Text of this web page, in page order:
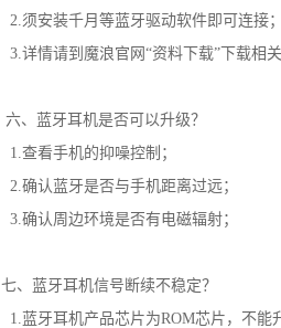
2.须安装千月等蓝牙驱动软件即可连接
3.详情请到魔浪官网“资料下载”下载相
六、蓝牙耳机是否可以升级？
1.查看手机的抑噪控制；
2.确认蓝牙是否与手机距离过远；
3.确认周边环境是否有电磁辐射；
七、蓝牙耳机信号断续不稳定？
1.蓝牙耳机产品芯片为ROM芯片，不能